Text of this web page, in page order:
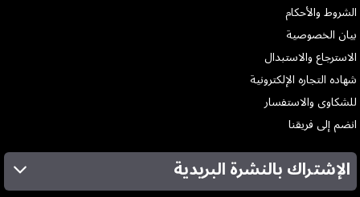
الشروط والأحكام
بيان الخصوصية
الاسترجاع والاستبدال
شهاده التجاره الإلكترونية
للشكاوى والاستفسار
انضم إلى فريقنا
الإشتراك بالنشرة البريدية